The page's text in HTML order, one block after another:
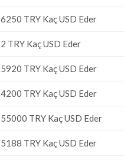
6250 TRY Kaç USD Eder
2 TRY Kaç USD Eder
5920 TRY Kaç USD Eder
4200 TRY Kaç USD Eder
55000 TRY Kaç USD Eder
5188 TRY Kaç USD Eder